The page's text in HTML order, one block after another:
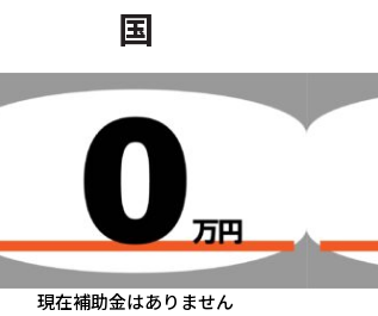
国
現在補助金はありません